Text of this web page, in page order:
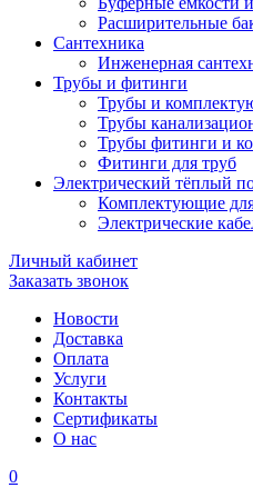
Расширительные
Сантехника
Инженерная
Трубы и фитинги
Трубы и
Трубы
Трубы фитинги и
Фитинги для труб
Электрический тёплый
Комплектующие
Электрические
Личный кабинет
Заказать звонок
Новости
Доставка
Оплата
Услуги
Контакты
Cертификаты
О нас
0